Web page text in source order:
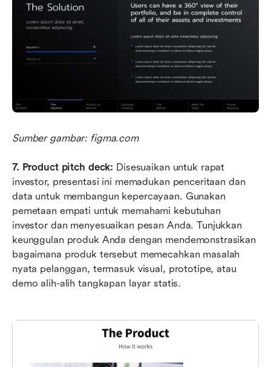
Sumber gambar: figma.com
7. Product pitch deck: Disesuaikan untuk rapat
investor, presentasi ini memadukan penceritaan dan
data untuk membangun kepercayaan. Gunakan
pemetaan empati untuk memahami kebutuhan
investor dan menyesuaikan pesan Anda. Tunjukkan
keunggulan produk Anda dengan mendemonstrasikan
bagaimana produk tersebut memecahkan masalah
nyata pelanggan, termasuk visual, prototipe, atau
demo alih-alih tangkapan layar statis.